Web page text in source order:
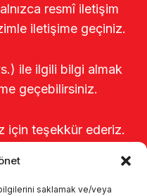
saklamak ve/veya
resmî iletişim
iletişime geçiniz.
ile ilgili bilgi almak
geçebilirsiniz.
için teşekkür ederiz.